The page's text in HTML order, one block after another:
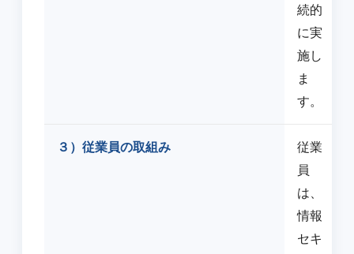
続的
に実
施し
ま
す。
３）従業員の取組み
従業
員
は、
情報
セキ